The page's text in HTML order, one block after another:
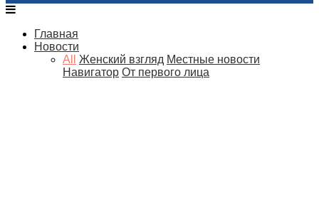
Главная
Новости
All
Женский взгляд Местные новости
Навигатор От первого лица